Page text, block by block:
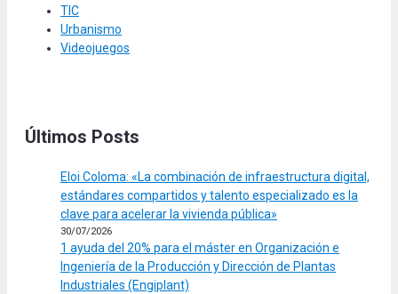
TIC
Urbanismo
Videojuegos
Últimos Posts
Eloi Coloma: «La combinación de infraestructura digital,
estándares compartidos y talento especializado es la
clave para acelerar la vivienda pública»
30/07/2026
1 ayuda del 20% para el máster en Organización e
Ingeniería de la Producción y Dirección de Plantas
Industriales (Engiplant)